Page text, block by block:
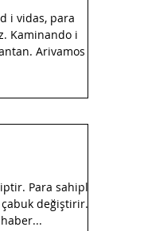
i vidas, para
Kaminando i
Arivamos ala
Para sahipleri
çabuk değiştirir.